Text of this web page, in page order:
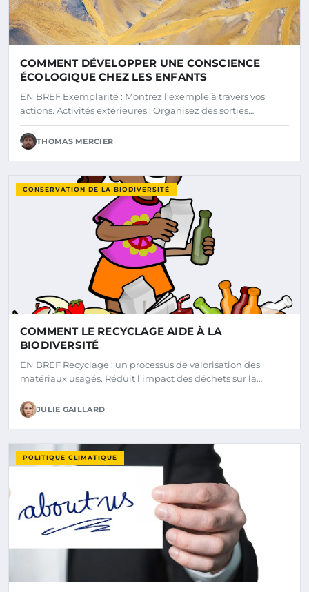
COMMENT DÉVELOPPER UNE CONSCIENCE
ÉCOLOGIQUE CHEZ LES ENFANTS
EN BREF Exemplarité : Montrez l’exemple à travers vos
actions. Activités extérieures : Organisez des sorties…
THOMAS MERCIER
CONSERVATION DE LA BIODIVERSITÉ
COMMENT LE RECYCLAGE AIDE À LA
BIODIVERSITÉ
EN BREF Recyclage : un processus de valorisation des
matériaux usagés. Réduit l’impact des déchets sur la…
JULIE GAILLARD
POLITIQUE CLIMATIQUE